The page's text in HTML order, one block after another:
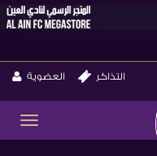
التذاكر العضوية